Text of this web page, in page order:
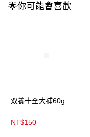
🌟你可能會喜歡
双養十全大補60g
NT$150